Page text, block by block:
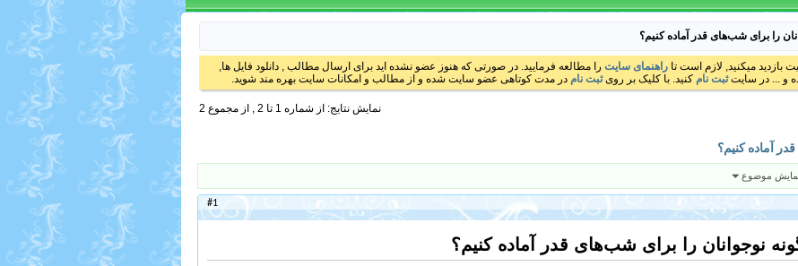
را برای شب‌های قدر آماده کنیم؟
بازدید میکنید, لازم است تا راهنمای سایت را مطالعه فرمایید. در صورتی که هنوز عضو نشده اید برای ارسال مطالب , دانلود فایل ها,
و ... در سایتثبت نام کنید. با کلیک بر رویثبت نام در مدت کوتاهی عضو سایت شده و از مطالب و امکانات سایت بهره مند شوید.
نمایش نتایج: از شماره 1 تا 2 , از مجموع 2
آماده کنیم؟
موضوع
#1
نوجوانان را برای شب‌های قدر آماده کنیم؟